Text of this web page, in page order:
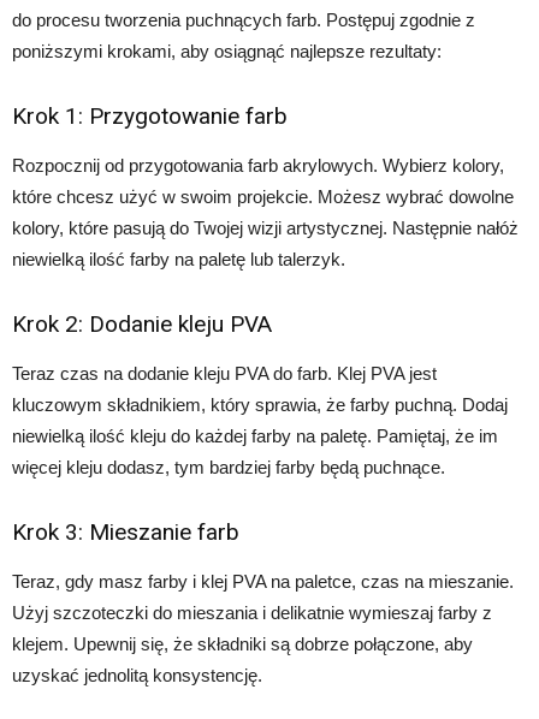
do procesu tworzenia puchnących farb. Postępuj zgodnie z
poniższymi krokami, aby osiągnąć najlepsze rezultaty:
Krok 1: Przygotowanie farb
Rozpocznij od przygotowania farb akrylowych. Wybierz kolory,
które chcesz użyć w swoim projekcie. Możesz wybrać dowolne
kolory, które pasują do Twojej wizji artystycznej. Następnie nałóż
niewielką ilość farby na paletę lub talerzyk.
Krok 2: Dodanie kleju PVA
Teraz czas na dodanie kleju PVA do farb. Klej PVA jest
kluczowym składnikiem, który sprawia, że farby puchną. Dodaj
niewielką ilość kleju do każdej farby na paletę. Pamiętaj, że im
więcej kleju dodasz, tym bardziej farby będą puchnące.
Krok 3: Mieszanie farb
Teraz, gdy masz farby i klej PVA na paletce, czas na mieszanie.
Użyj szczoteczki do mieszania i delikatnie wymieszaj farby z
klejem. Upewnij się, że składniki są dobrze połączone, aby
uzyskać jednolitą konsystencję.